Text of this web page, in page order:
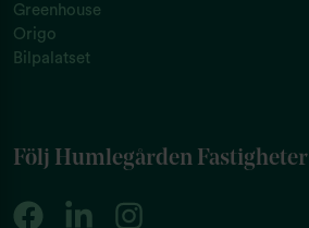
Greenhouse
Origo
Bilpalatset
Följ Humlegården Fastigheter